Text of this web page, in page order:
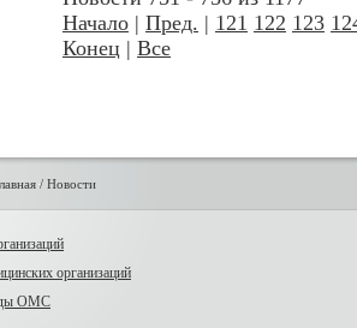
Начало | Пред. | 121 122 123
Конец | Все
/ Новости
организаций
ОМС